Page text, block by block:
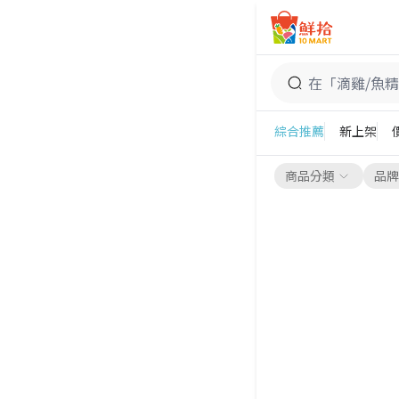
鮮拾
綜合推薦 新上架
商品分類 品牌